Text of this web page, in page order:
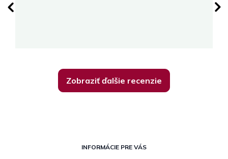
Zobraziť ďalšie recenzie
INFORMÁCIE PRE VÁS